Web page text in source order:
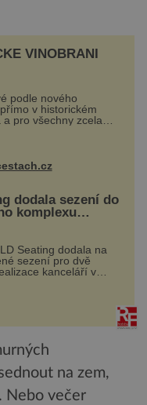
VINOBRANÍ
podle nového
v historickém
a pro všechny zcela
program se
se mohou těšit
pes...
dodala sezení do
komplexu
v Salfordu
Seating dodala na
sezení pro dvě
kanceláří v
v anglickém
Tower. Komplex
na zem,
Nebo večer